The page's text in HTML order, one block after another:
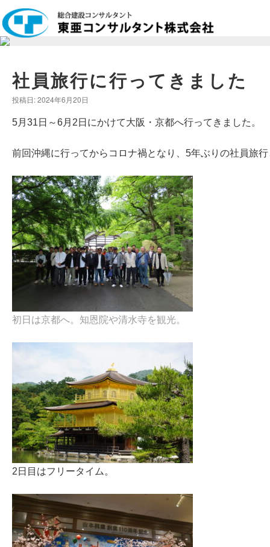
社員旅行に行ってきました
投稿日:2024年6月20日
5月31日～6月2日にかけて大阪・京都へ行ってきました。
前回沖縄に行ってからコロナ禍となり、5年ぶりの社員旅
初日は京都へ。知恩院や清水寺を観光。
2日目はフリータイム。